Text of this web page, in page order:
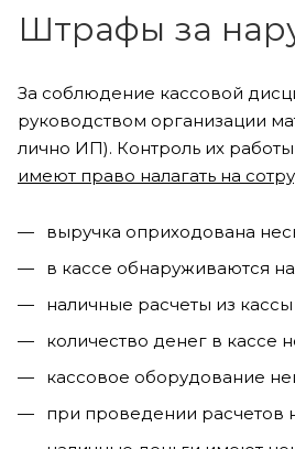
Штрафы за
За соблюдение кассовой
руководством организации
лично ИП). Контроль их
имеют право налагать на
выручка оприходована
в кассе обнаруживаются
наличные расчеты из
количество денег в кассе
кассовое оборудование
при проведении расчетов